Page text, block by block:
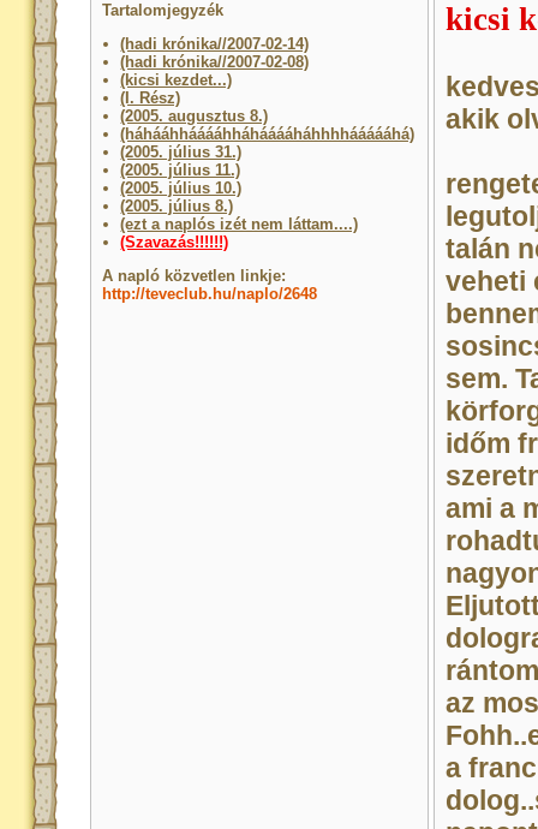
Tartalomjegyzék
(hadi krónika//2007-02-14)
(hadi krónika//2007-02-08)
(kicsi kezdet...)
(I. Rész)
(2005. augusztus 8.)
(háhááhhááááhháhááááháhhhháááááhá)
(2005. július 31.)
(2005. július 11.)
(2005. július 10.)
(2005. július 8.)
(ezt a naplós izét nem láttam....)
(Szavazás!!!!!!)
A napló közvetlen linkje:
http://teveclub.hu/naplo/2648
kicsi
akik
talán
veheti
sem.
időm
ami a
az
a